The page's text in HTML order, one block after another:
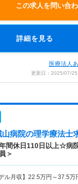
この求人を問い合
詳細を見る
医療法人
更新日：2025/07/
山病院の理学療法士
年間休日110日以上☆病
＞
ル月収】 22.5万円～37.5万